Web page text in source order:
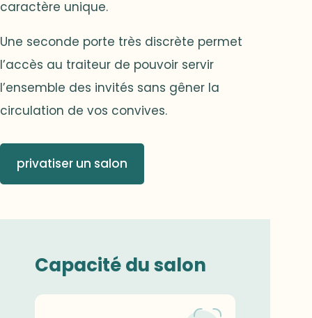
caractère unique.
Une seconde porte très discrète permet
l’accès au traiteur de pouvoir servir
l’ensemble des invités sans gêner la
circulation de vos convives.
privatiser un salon
Capacité du salon